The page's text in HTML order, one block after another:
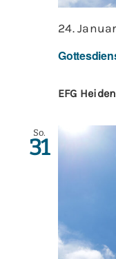
24.
EFG
So.
31